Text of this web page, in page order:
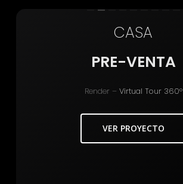
CASA
PRE-VENTA
Render – Virtual Tour 360°
VER PROYECTO